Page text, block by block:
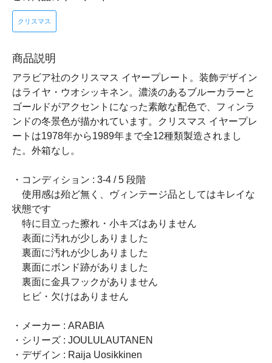
クリスマス
商品説明
アラビア社のクリスマス イヤープレート。装飾デザイン
はライヤ・ウオシッキネン。濃淡のあるブルーカラーと
ゴールドがアクセントになった素敵な配色で、フィンラ
ンドの冬景色が描かれています。クリスマス イヤープレ
ートは1978年から1989年まで全12種類製造されまし
た。外箱なし。
・コンディション : 3-4 / 5 段階
使用感は殆ど無く、ヴィンテージ品としてはキレイな
状態です
特に目立った擦れ・小キズはありません
表面に汚れが少しありました
裏面に汚れが少しありました
裏面にボンド跡がありました
裏面に金具フックがありません
ヒビ・欠けはありません
・メーカー : ARABIA
・シリーズ : JOULULAUTANEN
・デザイン : Raija Uosikkinen